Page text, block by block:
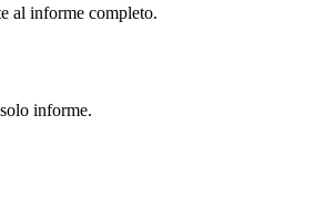
al informe completo.
informe.